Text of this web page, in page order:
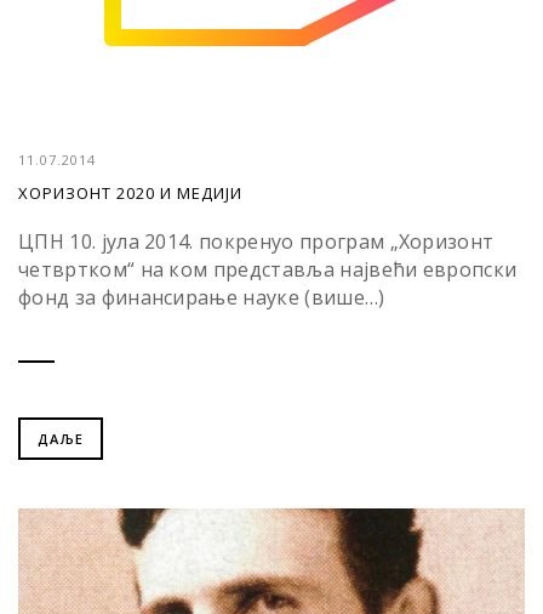
11.07.2014
ХОРИЗОНТ 2020 И МЕДИЈИ
ЦПН 10. јула 2014. покренуo програм „Хоризонт
четвртком“ на ком представља највећи европски
фонд за финансирање науке (више…)
ДАЉЕ